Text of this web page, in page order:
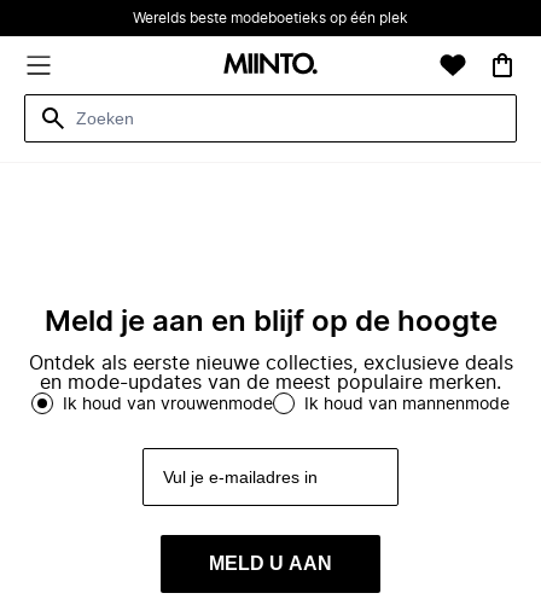
Werelds beste modeboetieks op één plek
Meld je aan en blijf op de hoogte
Ontdek als eerste nieuwe collecties, exclusieve deals
en mode-updates van de meest populaire merken.
Ik houd van vrouwenmode Ik houd van mannenmode
MELD U AAN